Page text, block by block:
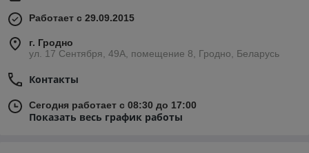
Работает с 29.09.2015
г. Гродно
ул. 17 Сентября, 49А, помещение 8, Гродно, Беларусь
Контакты
Сегодня работает с 08:30 до 17:00
Показать весь график работы